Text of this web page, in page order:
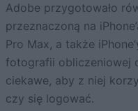
Adobe przygotowało
przeznaczoną na
Pro Max, a także
fotografii obliczeniowej
ciekawe, aby z niej
czy się logować.